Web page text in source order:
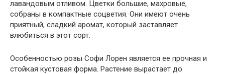
лавандовым отливом. Цветки большие, махровые,
собраны в компактные соцветия. Они имеют очень
приятный, сладкий аромат, который заставляет
влюбиться в этот сорт.
Особенностью розы Софи Лорен является ее прочная и
стойкая кустовая форма. Растение вырастает до